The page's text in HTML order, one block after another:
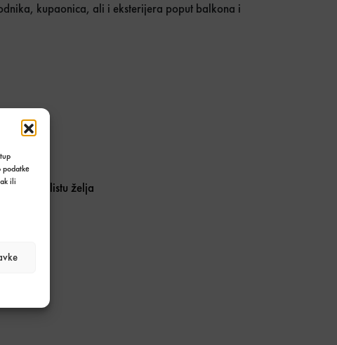
podatke
ili
kupaonica, ali i eksterijera poput balkona i
Dodaj u listu želja